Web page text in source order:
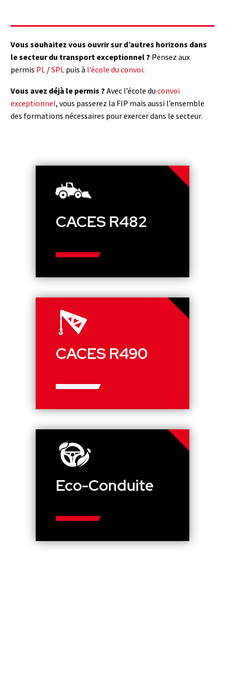
Vous souhaitez vous ouvrir sur d’autres horizons dans
le secteur du transport exceptionnel ? Pensez aux
permis PL /SPL puis à l’école du convoi.
Vous avez déjà le permis ? Avec l’école du convoi
exceptionnel, vous passerez la FIP mais aussi l’ensemble
des formations nécessaires pour exercer dans le secteur.
CACES R482
CACES R490
Eco-Conduite